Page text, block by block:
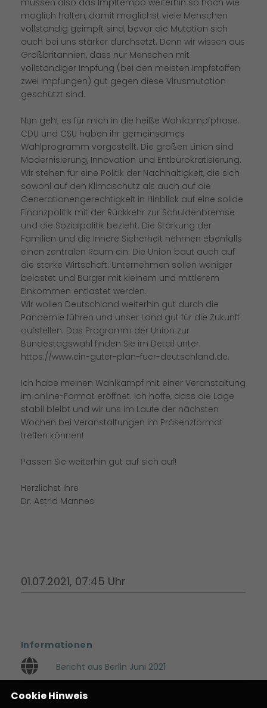
möglich halten, damit möglichst viele Menschen
vollständig geimpft sind, bevor die Mutation sich
auch bei uns stärker durchsetzt. Denn wir wissen aus
Großbritannien, dass nur Menschen mit
vollständiger Impfung (bei den meisten Impfstoffen
zwei Impfungen) gut gegen diese Virusmutation
geschützt sind.
Nun geht es für mich in die heiße Wahlkampfphase.
CDU und CSU haben ihr gemeinsames
Wahlprogramm vorgestellt. Die großen Linien sind
Modernisierung, Innovation und Entbürokratisierung.
Wir stehen für eine Politik der Nachhaltigkeit, die sich
sowohl auf den Klimaschutz als auch auf die
Generationengerechtigkeit in Hinblick auf eine solide
Finanzpolitik mit der Rückkehr zur Schuldenbremse
und die Sozialpolitik bezieht. Die Stärkung der
Familien und die Innere Sicherheit nehmen ebenfalls
einen zentralen Raum ein. Die Union baut auch auf
die starke Wirtschaft: Unternehmen sollen weniger
belastet und Bürger mit kleinem und mittlerem
Einkommen entlastet werden.
Wir wollen Deutschland weiterhin gut durch die
Pandemie führen und unser Land gut für die Zukunft
aufstellen. Das Programm der Union zur
Bundestagswahl finden Sie im Detail unter:
https://www.ein-guter-plan-fuer-deutschland.de.
Ich habe meinen Wahlkampf mit einer Veranstaltung
im online-Format eröffnet. Ich hoffe, dass die Lage
stabil bleibt und wir uns im Laufe der nächsten
Wochen bei Veranstaltungen im Präsenzformat
treffen können!
Passen Sie weiterhin gut auf sich auf!
Herzlichst Ihre
Dr. Astrid Mannes
01.07.2021, 07:45 Uhr
Informationen
Bericht aus Berlin Juni 2021
Cookie Hinweis